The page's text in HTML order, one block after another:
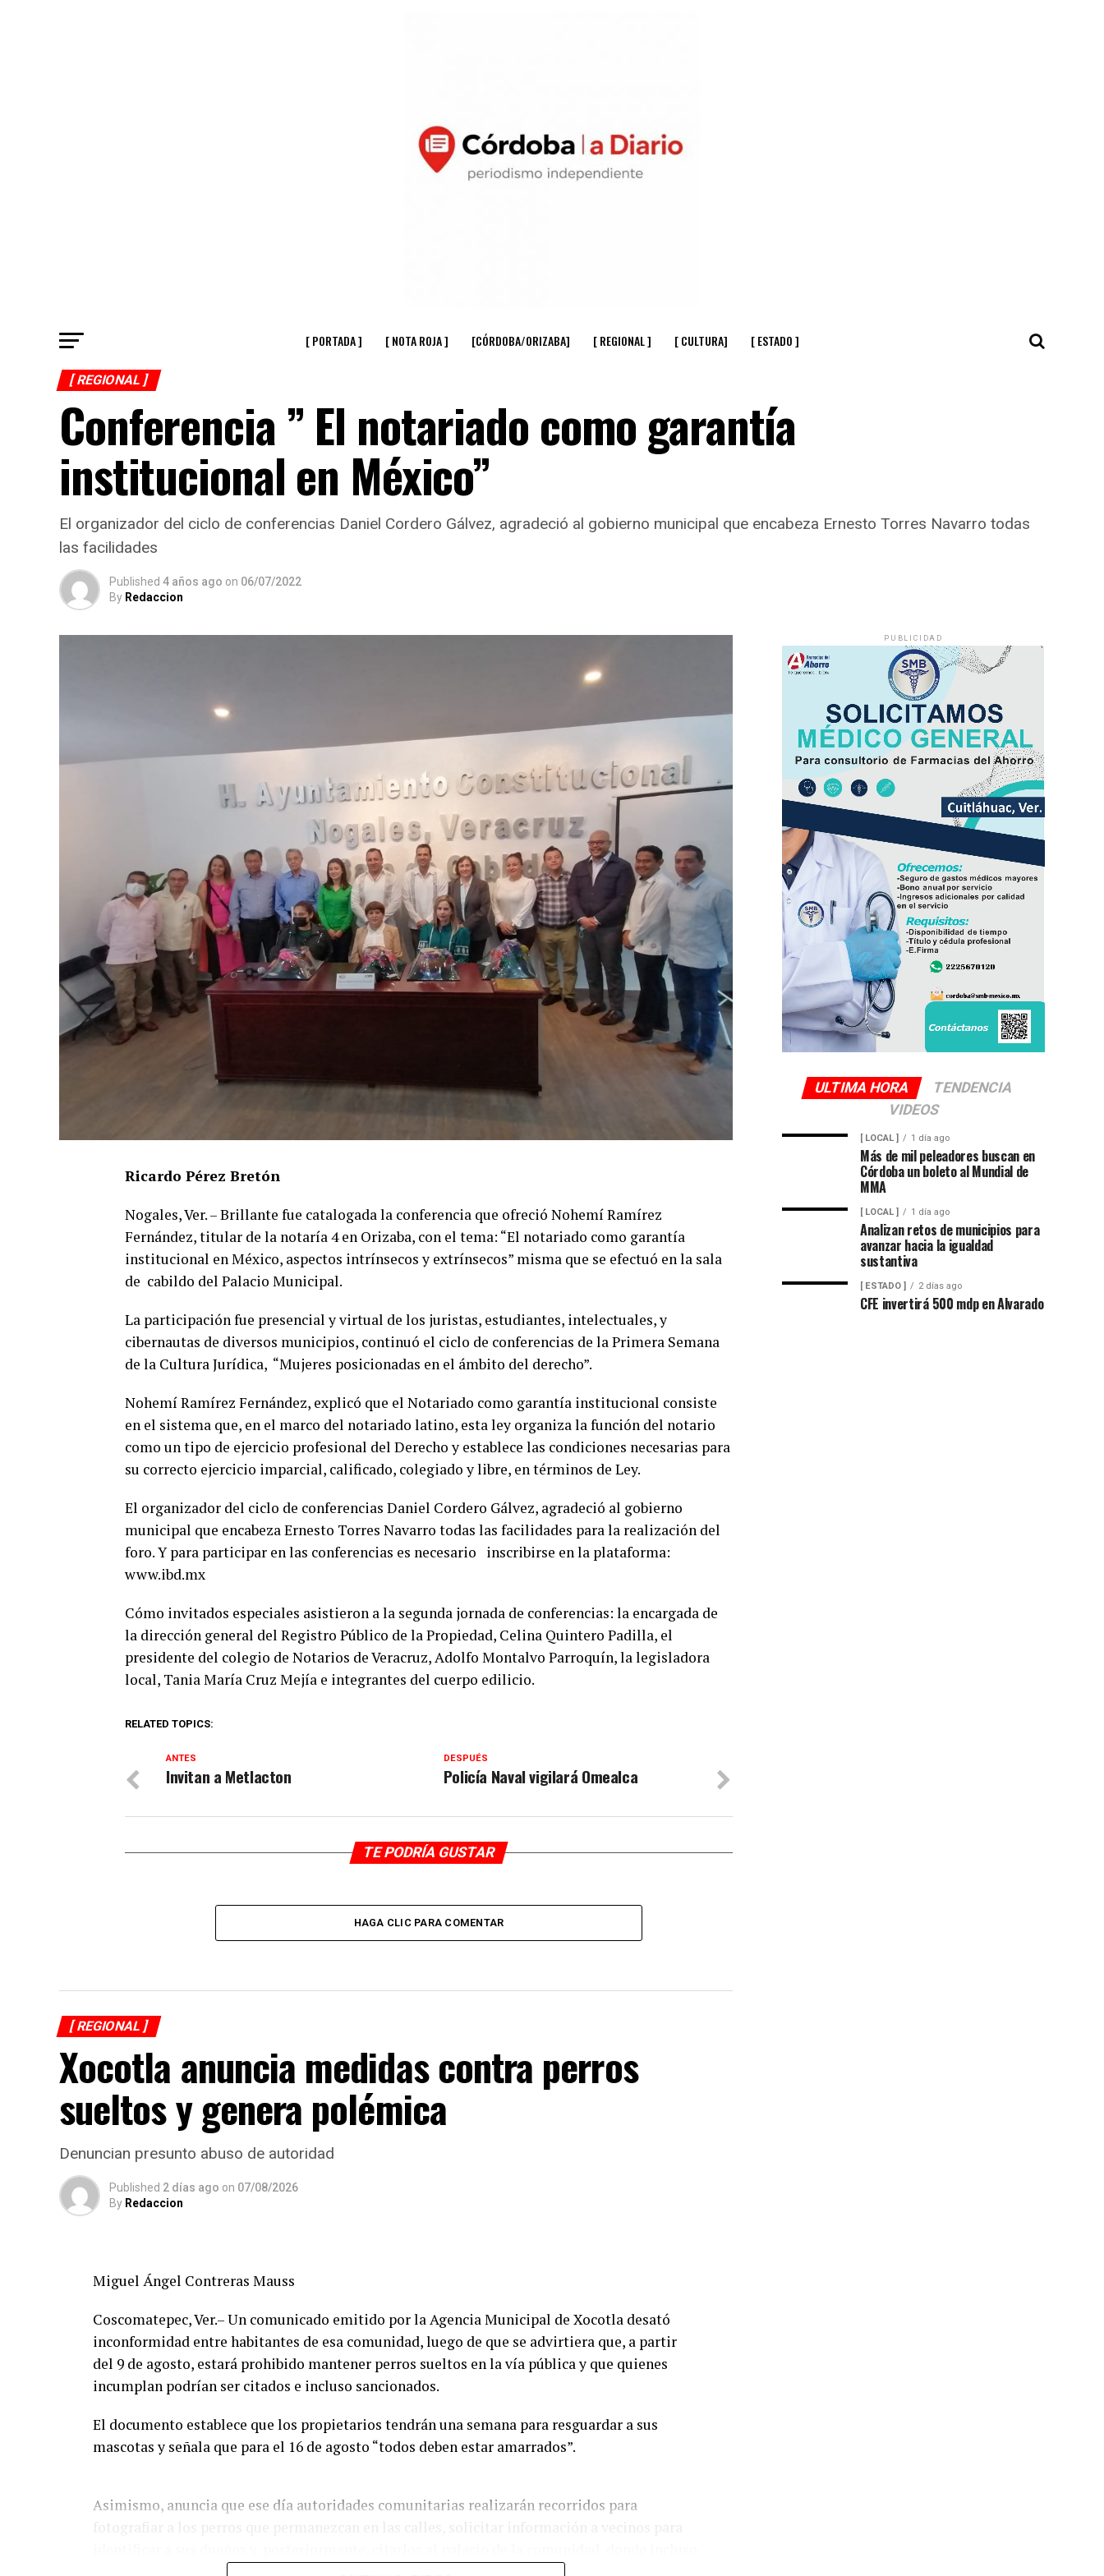
[ PORTADA ] [ NOTA ROJA ] [CÓRDOBA/ORIZABA] [ REGIONAL ] [ CULTURA] [ ESTADO ]
[ REGIONAL ]
Conferencia ” El notariado como garantía
institucional en México”
El organizador del ciclo de conferencias Daniel Cordero Gálvez, agradeció al gobierno municipal que encabeza Ernesto Torres Navarro todas
las facilidades
Published 4 años ago on 06/07/2022
By Redaccion
Ricardo Pérez Bretón
Nogales, Ver. – Brillante fue catalogada la conferencia que ofreció Nohemí Ramírez
Fernández, titular de la notaría 4 en Orizaba, con el tema: “El notariado como garantía
institucional en México, aspectos intrínsecos y extrínsecos” misma que se efectuó en la sala
de cabildo del Palacio Municipal.
La participación fue presencial y virtual de los juristas, estudiantes, intelectuales, y
cibernautas de diversos municipios, continuó el ciclo de conferencias de la Primera Semana
de la Cultura Jurídica, “Mujeres posicionadas en el ámbito del derecho”.
Nohemí Ramírez Fernández, explicó que el Notariado como garantía institucional consiste
en el sistema que, en el marco del notariado latino, esta ley organiza la función del notario
como un tipo de ejercicio profesional del Derecho y establece las condiciones necesarias para
su correcto ejercicio imparcial, calificado, colegiado y libre, en términos de Ley.
El organizador del ciclo de conferencias Daniel Cordero Gálvez, agradeció al gobierno
municipal que encabeza Ernesto Torres Navarro todas las facilidades para la realización del
foro. Y para participar en las conferencias es necesario inscribirse en la plataforma:
www.ibd.mx
Cómo invitados especiales asistieron a la segunda jornada de conferencias: la encargada de
la dirección general del Registro Público de la Propiedad, Celina Quintero Padilla, el
presidente del colegio de Notarios de Veracruz, Adolfo Montalvo Parroquín, la legisladora
local, Tania María Cruz Mejía e integrantes del cuerpo edilicio.
RELATED TOPICS:
DESPUÉS
Policía Naval vigilará Omealca
ANTES
Invitan a Metlacton
TE PODRÍA GUSTAR
HAGA CLIC PARA COMENTAR
[ REGIONAL ]
Xocotla anuncia medidas contra perros
sueltos y genera polémica
Denuncian presunto abuso de autoridad
Published 2 días ago on 07/08/2026
By Redaccion
Miguel Ángel Contreras Mauss
Coscomatepec, Ver.– Un comunicado emitido por la Agencia Municipal de Xocotla desató
inconformidad entre habitantes de esa comunidad, luego de que se advirtiera que, a partir
del 9 de agosto, estará prohibido mantener perros sueltos en la vía pública y que quienes
incumplan podrían ser citados e incluso sancionados.
El documento establece que los propietarios tendrán una semana para resguardar a sus
mascotas y señala que para el 16 de agosto “todos deben estar amarrados”.
Asimismo, anuncia que ese día autoridades comunitarias realizarán recorridos para
podrían hacerse acreedores a una multa.
PUBLICIDAD
ULTIMA HORA
TENDENCIA
VIDEOS
[ LOCAL ] 1 día ago
Más de mil peleadores buscan en
Córdoba un boleto al Mundial de
MMA
[ LOCAL ] 1 día ago
Analizan retos de municipios para
avanzar hacia la igualdad
sustantiva
[ ESTADO ] 2 días ago
CFE invertirá 500 mdp en Alvarado